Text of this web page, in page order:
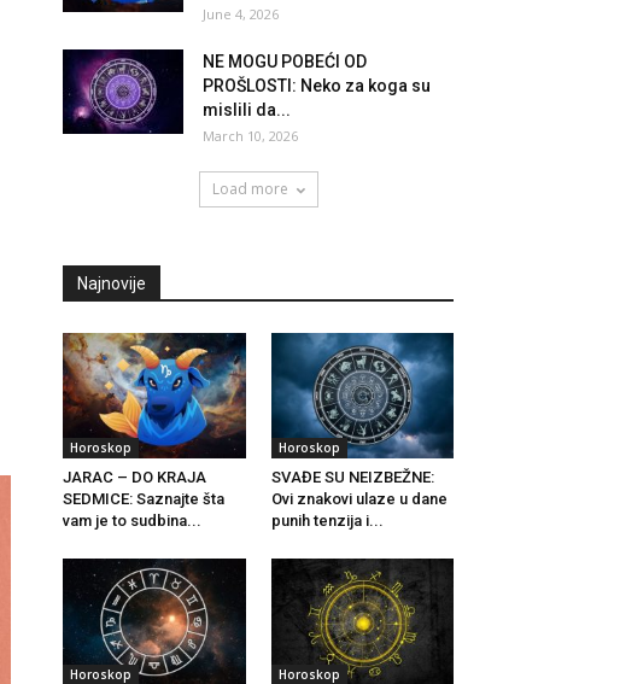
June 4, 2026
NE MOGU POBEĆI OD
PROŠLOSTI: Neko za koga su
mislili da...
March 10, 2026
Load more
Najnovije
Horoskop
JARAC – DO KRAJA
SEDMICE: Saznajte šta
vam je to sudbina...
Horoskop
SVAĐE SU NEIZBEŽNE:
Ovi znakovi ulaze u dane
punih tenzija i...
Horoskop Horoskop